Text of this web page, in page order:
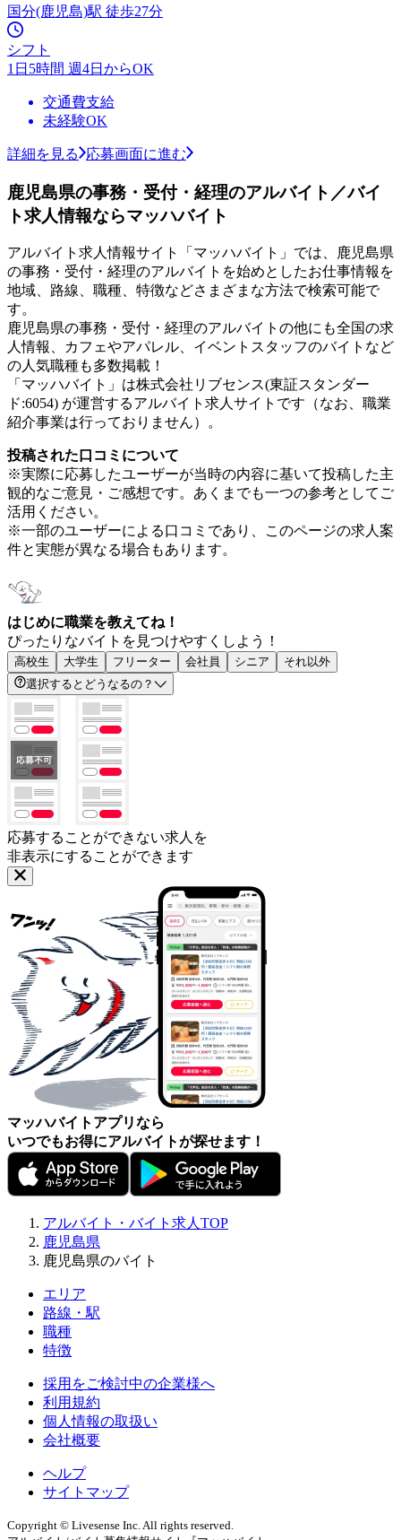
国分(鹿児島)駅 徒歩27分
シフト
1日5時間 週4日からOK
交通費支給
未経験OK
詳細を見る 応募画面に進む
鹿児島県の事務・受付・経理のアルバイト／バイ
ト求人情報ならマッハバイト
アルバイト求人情報サイト「マッハバイト」では、鹿児島県
の事務・受付・経理のアルバイトを始めとしたお仕事情報を
地域、路線、職種、特徴などさまざまな方法で検索可能で
す。
鹿児島県の事務・受付・経理のアルバイトの他にも全国の求
人情報、カフェやアパレル、イベントスタッフのバイトなど
の人気職種も多数掲載！
「マッハバイト」は株式会社リブセンス(東証スタンダー
ド:6054) が運営するアルバイト求人サイトです（なお、職業
紹介事業は行っておりません）。
投稿された口コミについて
※実際に応募したユーザーが当時の内容に基いて投稿した主
観的なご意見・ご感想です。あくまでも一つの参考としてご
活用ください。
※一部のユーザーによる口コミであり、このページの求人案
件と実態が異なる場合もあります。
はじめに職業を教えてね！
ぴったりなバイトを見つけやすくしよう！
高校生 大学生 フリーター 会社員 シニア
それ以外
選択するとどうなるの？
応募することができない求人を
非表示にすることができます
マッハバイトアプリなら
いつでもお得にアルバイトが探せます！
アルバイト・バイト求人TOP
鹿児島県
鹿児島県のバイト
エリア
路線・駅
職種
特徴
採用をご検討中の企業様へ
利用規約
個人情報の取扱い
会社概要
ヘルプ
サイトマップ
Copyright © Livesense Inc. All rights reserved.